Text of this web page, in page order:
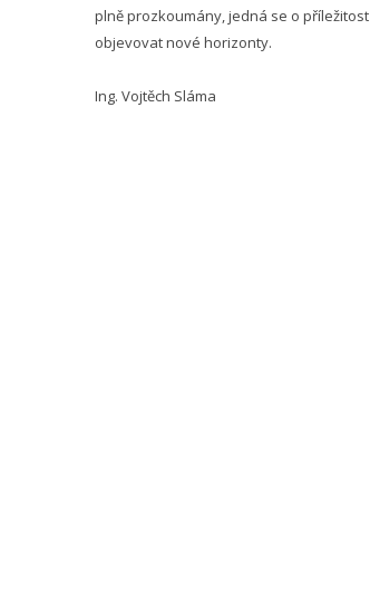
plně prozkoumány, jedná se o příležitost
objevovat nové horizonty.
Ing. Vojtěch Sláma